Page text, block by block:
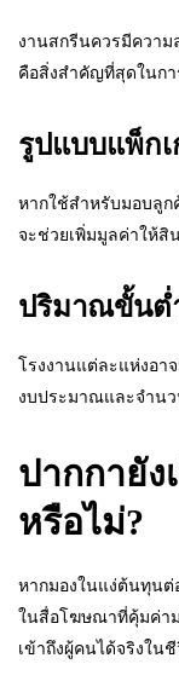
งานสกรีนควรมีความ
คือสิ่งสำคัญที่สุดในก
รูปแบบแพ็กเ
หากใช้สำหรับมอบลูก
จะช่วยเพิ่มมูลค่าให้สิ
ปริมาณขั้นต่
โรงงานแต่ละแห่งอา
งบประมาณและจำนว
ปากกายั
หรือไม่?
หากมองในแง่ต้นทุนต่
ในสื่อโฆษณาที่คุ้มค่าม
เข้าถึงผู้คนได้จริงใน